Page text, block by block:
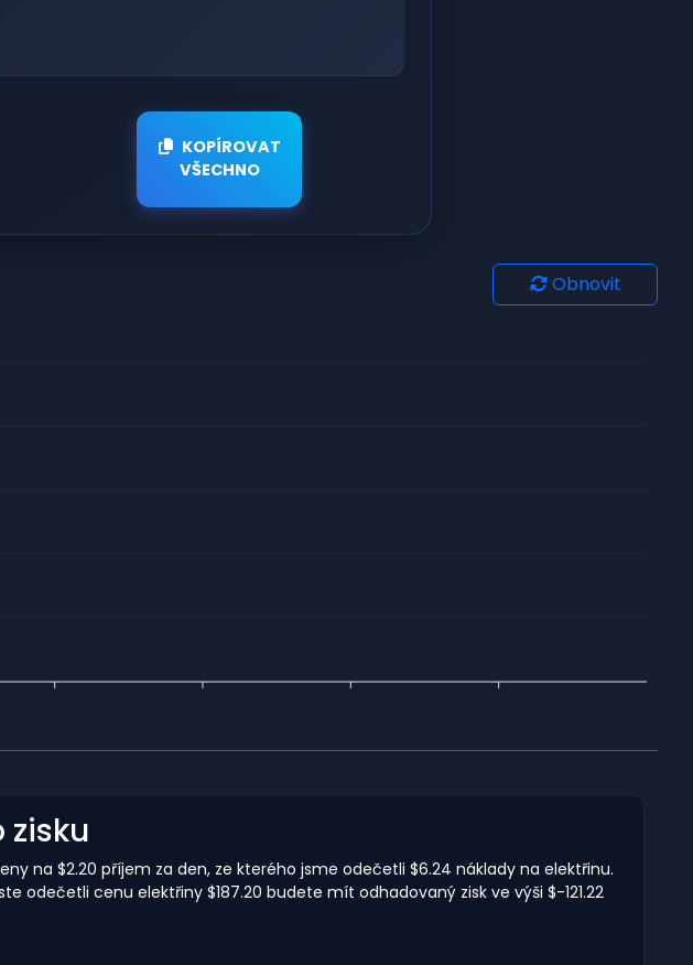
KOPÍROVAT
VŠECHNO
Obnovit
zisku
na $2.20 příjem za den, ze kterého jsme odečetli $6.24 náklady na elektřinu.
odečetli cenu elektřiny $187.20 budete mít odhadovaný zisk ve výši $-121.22